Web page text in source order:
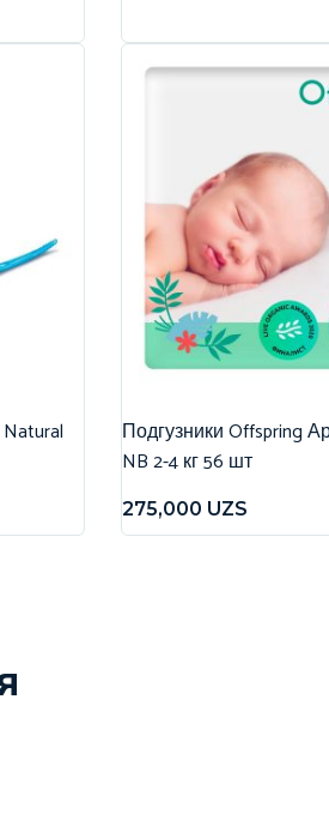
Подгузники Offspring
NB 2-4 кг 56 шт
275,000 UZS